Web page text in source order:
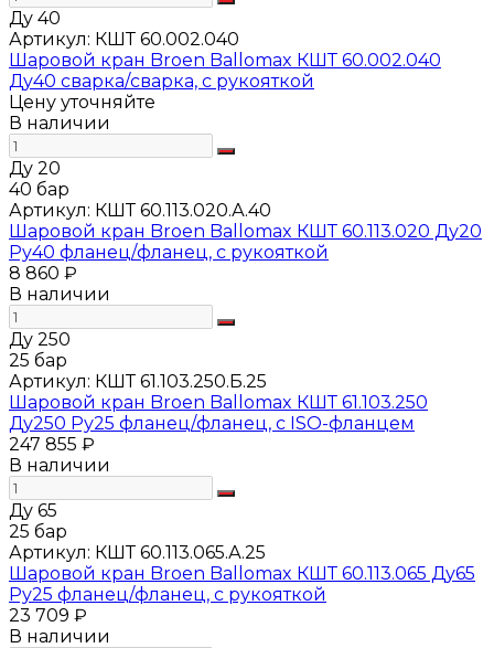
Ду 40
Артикул: КШТ 60.002.040
Шаровой кран Broen Ballomax КШТ 60.002.040
Ду40 сварка/сварка, с рукояткой
Цену уточняйте
В наличии
Ду 20
40 бар
Артикул: КШТ 60.113.020.А.40
Шаровой кран Broen Ballomax КШТ 60.113.020 Ду20
Ру40 фланец/фланец, с рукояткой
8 860 ₽
В наличии
Ду 250
25 бар
Артикул: КШТ 61.103.250.Б.25
Шаровой кран Broen Ballomax КШТ 61.103.250
Ду250 Ру25 фланец/фланец, с ISO-фланцем
247 855 ₽
В наличии
Ду 65
25 бар
Артикул: КШТ 60.113.065.А.25
Шаровой кран Broen Ballomax КШТ 60.113.065 Ду65
Ру25 фланец/фланец, с рукояткой
23 709 ₽
В наличии